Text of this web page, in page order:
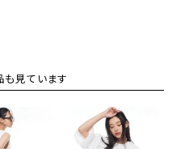
も見ています